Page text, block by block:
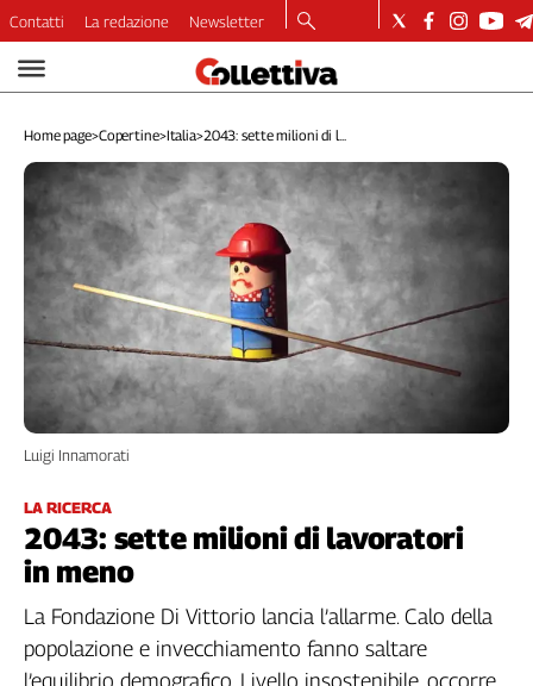
Video
Dirette
Longform
Economia
Lavoro
Diritti
Welfare
Internazionale
Culture
Categorie
Filcams
Filctem
Fillea
Filt
Fiom
Contatti La redazione Newsletter
Home page>Copertine>Italia>2043: sette milioni di l...
LA RICERCA
2043: sette milioni di lavoratori
in meno
Luigi Innamorati
La Fondazione Di Vittorio lancia l’allarme. Calo della
popolazione e invecchiamento fanno saltare